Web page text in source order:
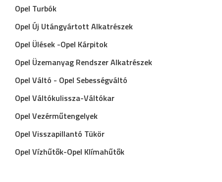
Opel Turbók
Opel Új Utángyártott Alkatrészek
Opel Ülések -Opel Kárpitok
Opel Üzemanyag Rendszer Alkatrészek
Opel Váltó - Opel Sebességváltó
Opel Váltókulissza-Váltókar
Opel Vezérműtengelyek
Opel Visszapillantó Tükör
Opel Vízhűtők-Opel Klímahűtők